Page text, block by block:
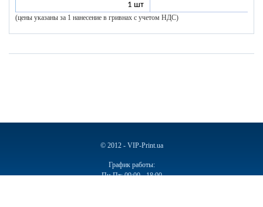
1 шт
(цены указаны за 1 нанесение в гривнах с учетом НДС)
© 2012 - VIP-Print.ua
График работы:
Пн-Пт: 09:00 - 18:00